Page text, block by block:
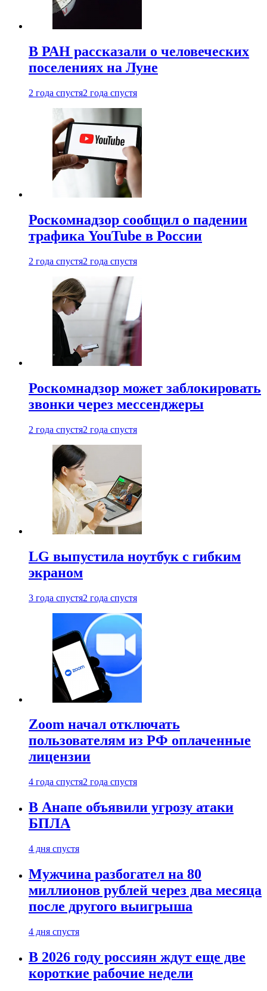
В РАН рассказали о человеческих
поселениях на Луне
2 года спустя2 года спустя
Роскомнадзор сообщил о падении
трафика YouTube в России
2 года спустя2 года спустя
Роскомнадзор может заблокировать
звонки через мессенджеры
2 года спустя2 года спустя
LG выпустила ноутбук с гибким
экраном
3 года спустя2 года спустя
Zoom начал отключать
пользователям из РФ оплаченные
лицензии
4 года спустя2 года спустя
В Анапе объявили угрозу атаки
БПЛА
4 дня спустя
Мужчина разбогател на 80
миллионов рублей через два месяца
после другого выигрыша
4 дня спустя
В 2026 году россиян ждут еще две
короткие рабочие недели